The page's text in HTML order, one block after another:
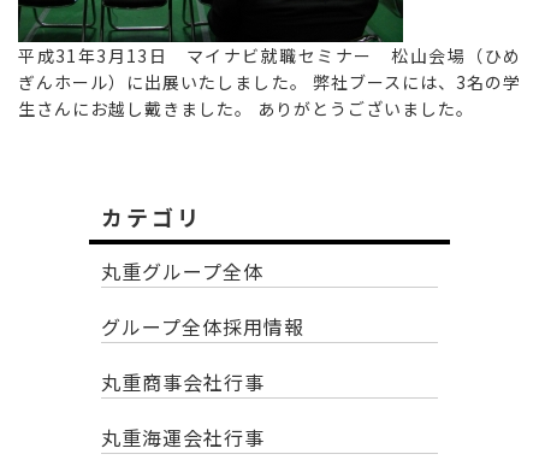
平成31年3月13日 マイナビ就職セミナー 松山会場（ひめ
ぎんホール）に出展いたしました。 弊社ブースには、3名の学
生さんにお越し戴きました。 ありがとうございました。
カテゴリ
丸重グループ全体
グループ全体採用情報
丸重商事会社行事
丸重海運会社行事